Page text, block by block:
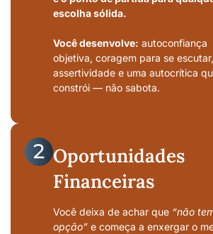
escolha sólida.
Você desenvolve: autoconfiança
objetiva, coragem para se escutar,
assertividade e uma autocrítica
constrói — não sabota.
Oportunidades
Financeiras
Você deixa de achar que “não
opção” e começa a enxergar o